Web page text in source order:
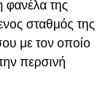
φανέλα της
σταθμός της
με τον οποίο
περσινή